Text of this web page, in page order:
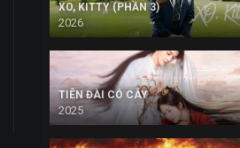
XO, KITTY (PHẦN 3)
2026
TIÊN ĐÀI CÓ CÂY
2025